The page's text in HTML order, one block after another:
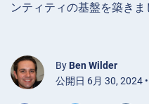
ンティティの基盤を築きま
By Ben Wilder
公開日 6月 30, 2024